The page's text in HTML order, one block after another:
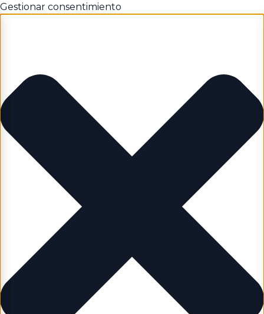
Gestionar consentimiento